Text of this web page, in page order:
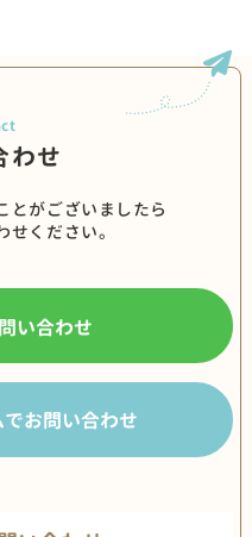
わせ
とがございましたら
ください。
い合わせ
お問い合わせ